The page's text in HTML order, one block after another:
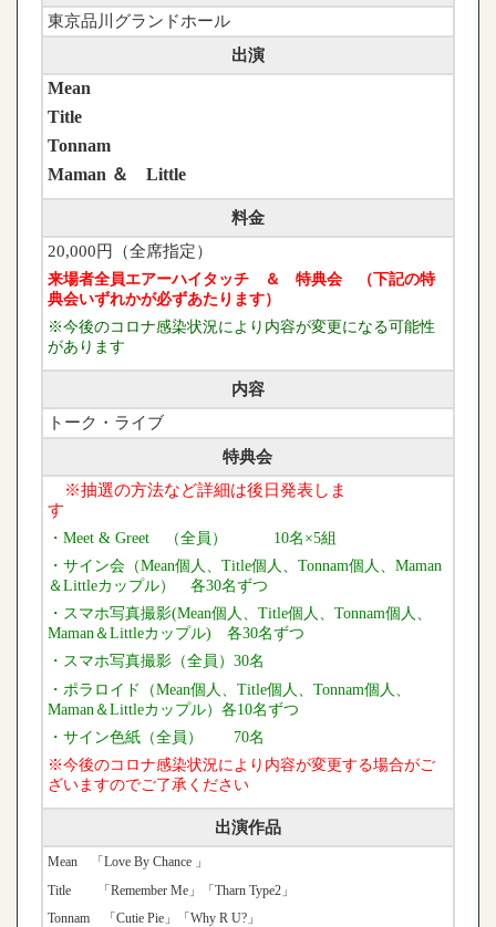
東京品川グランドホール
出演
Mean
Title
Tonnam
Maman ＆ Little
料金
20,000円（全席指定）
来場者全員エアーハイタッチ ＆ 特典会 （下記の特
典会いずれかが必ずあたります）
※今後のコロナ感染状況により内容が変更になる可能性
があります
内容
トーク・ライブ
特典会
※抽選の方法など詳細は後日発表しま
す
・Meet & Greet （全員） 10名×5組
・サイン会（Mean個人、Title個人、Tonnam個人、Maman
＆Littleカップル） 各30名ずつ
・スマホ写真撮影(Mean個人、Title個人、Tonnam個人、
Maman＆Littleカップル) 各30名ずつ
・スマホ写真撮影（全員）30名
・ポラロイド（Mean個人、Title個人、Tonnam個人、
Maman＆Littleカップル）各10名ずつ
・サイン色紙（全員） 70名
※今後のコロナ感染状況により内容が変更する場合がご
ざいますのでご了承ください
出演作品
Mean 「Love By Chance 」
Title 「Remember Me」「Tharn Type2」
Tonnam 「Cutie Pie」「Why R U?」